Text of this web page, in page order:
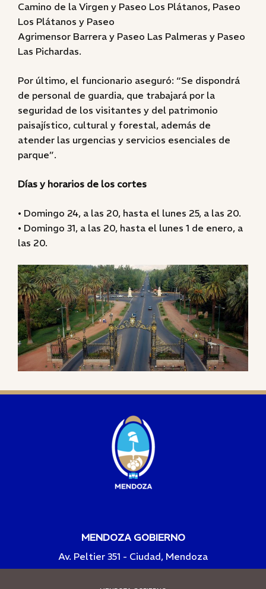
Camino de la Virgen y Paseo Los Plátanos, Paseo
Los Plátanos y Paseo
Agrimensor Barrera y Paseo Las Palmeras y Paseo
Las Pichardas.
Por último, el funcionario aseguró: “Se dispondrá
de personal de guardia, que trabajará por la
seguridad de los visitantes y del patrimonio
paisajístico, cultural y forestal, además de
atender las urgencias y servicios esenciales de
parque”.
Días y horarios de los cortes
• Domingo 24, a las 20, hasta el lunes 25, a las 20.
• Domingo 31, a las 20, hasta el lunes 1 de enero, a
las 20.
MENDOZA GOBIERNO
Av. Peltier 351 - Ciudad, Mendoza